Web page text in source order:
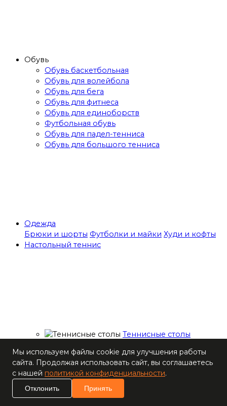
Обувь
Обувь баскетбольная
Обувь для волейбола
Обувь для бега
Обувь для фитнеса
Обувь для единоборств
Футбольная обувь
Обувь для падел-тенниса
Обувь для большого тенниса
Одежда
Брюки и шорты Футболки и майки Худи и кофты
Настольный теннис
Теннисные столы
Накладки для
ракеток
Основания для
ракеток
Мячи
Мы используем файлы cookie для улучшения работы
сайта. Продолжая использовать сайт, вы соглашаетесь
с нашей политикой конфиденциальности.
Отклонить Принять